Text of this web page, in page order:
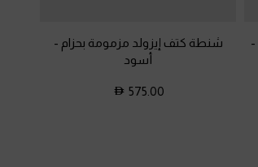
-
شنطة كتف إيزولد مزمومة بحزام -
أسود
575.00